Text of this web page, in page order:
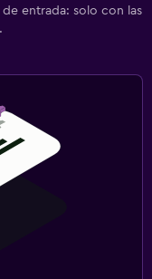
entrada: solo con las